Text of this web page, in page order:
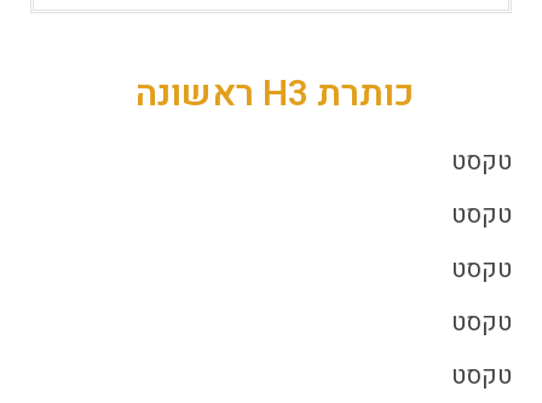
כותרת H3 ראשונה
טקסט
טקסט
טקסט
טקסט
טקסט